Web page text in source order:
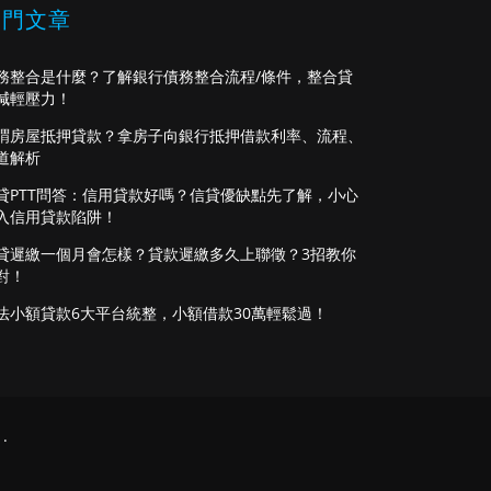
文章
整合是什麼？了解銀行債務整合流程/條件，整合貸
輕壓力！
房屋抵押貸款？拿房子向銀行抵押借款利率、流程、
解析
PTT問答：信用貸款好嗎？信貸優缺點先了解，小心
信用貸款陷阱！
遲繳一個月會怎樣？貸款遲繳多久上聯徵？3招教你
！
小額貸款6大平台統整，小額借款30萬輕鬆過！